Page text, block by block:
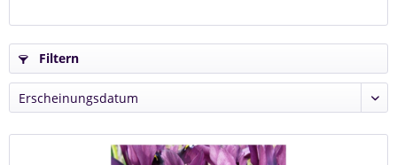
Filtern